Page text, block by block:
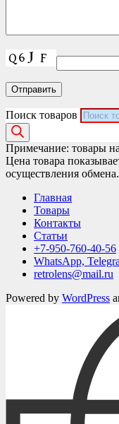
Поиск товаров
Примечание: товары
Цена товара
осуществления обмена.
Главная
Товары
Контакты
Статьи
+7-950-760-40-56
WhatsApp,
retrolens@mail.ru
Powered by WordPress